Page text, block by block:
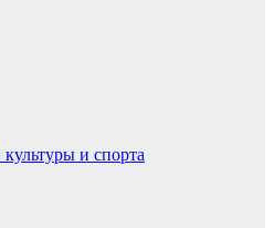
и спорта